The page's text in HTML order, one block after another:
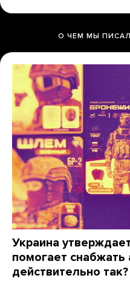
О ЧЕМ МЫ
Украина
помогает
действительно так?